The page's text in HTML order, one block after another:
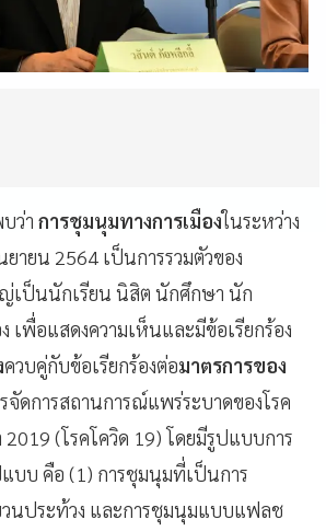
ว่า การชุมนุมทางการเมืองในระหว่าง
ายน 2564 เป็นการรวมตัวของ
เป็นนักเรียน นิสิต นักศึกษา นัก
เพื่อแสดงความเห็นและมีข้อเรียกร้อง
ควบคู่กับข้อเรียกร้องต่อมาตรการของ
จัดการสถานการณ์แพร่ระบาดของโรค
2019 (โรคโควิด 19) โดยมีรูปแบบการ
บบ คือ (1) การชุมนุมที่เป็นการ
วนประท้วง และการชุมนุมแบบแฟลช